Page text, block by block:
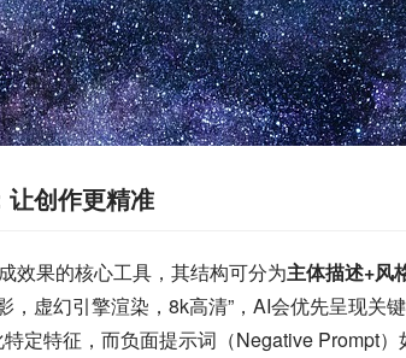
创作更精准
效果的核心工具，其结构可分为主体描述+风
，虚幻引擎渲染，8k高清”，AI会优先呈现关
特定特征，而负面提示词（Negative Prompt